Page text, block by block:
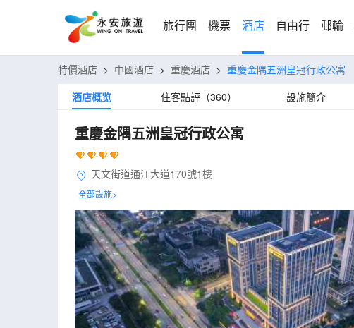
旅行團 機票 酒店 自由行 郵輪
特價酒店 > 中國酒店 > 重慶酒店 > 重慶金隅五洲皇冠行政公寓
酒店概览
住客點評（360） 設施簡介
重慶金隅五洲皇冠行政公寓
天文街道通江大道170號1樓
全部設施>